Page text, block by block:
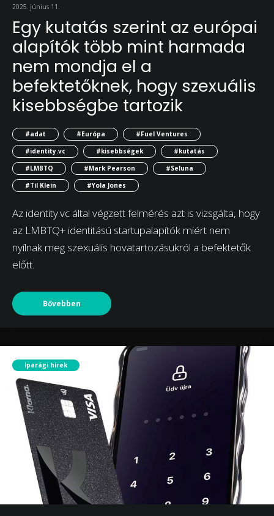
2025. június 11.
Egy kutatás szerint az európai
alapítók több mint harmada
nem mondja el a
befektetőknek, hogy szexuális
kisebbségbe tartozik
#adat #Európa
#Fuel Ventures
#identity.vc
#kisebbségek
#kutatás
#LMBTQ
#Mark Pearson
#Seluna
#Til Klein
#Yola Jones
Az identity.vc által végzett felmérés azt is vizsgálta, hogy
az LMBTQ+ identitású startupalapítók miért nem
nyílnak meg szexuális hovatartozásukról a befektetők
előtt.
Bővebben
Iparági hírek